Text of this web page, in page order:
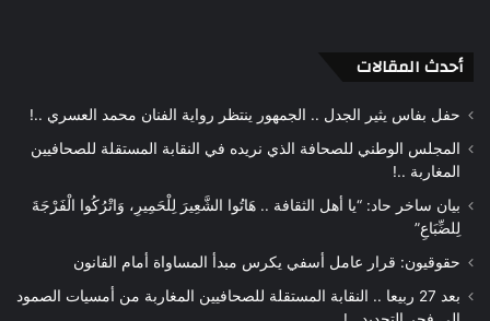
أحدث المقالات
حفل بفاس يثير الجدل .. الجمهور ينتظر رواية الفنان محمد العسري ..!
المجلس الوطني للصحافة الذي نريده في النقابة المستقلة للصحافيين
المغاربة ..!
بيان ساخر حاد: “يا أهل الثقافة .. هَاتُوا الشَّعِيرَ لِلْحَمِيرِ، وَاتْرُكُوا الْفَرْجَةَ
لِلضِّبَاعِ”
حقوقيون: قرار عامل أسفي يكرس مبدأ المساواة أمام القانون
بعد 27 ربيعا .. النقابة المستقلة للصحافيين المغاربة من أمسيات الصمود